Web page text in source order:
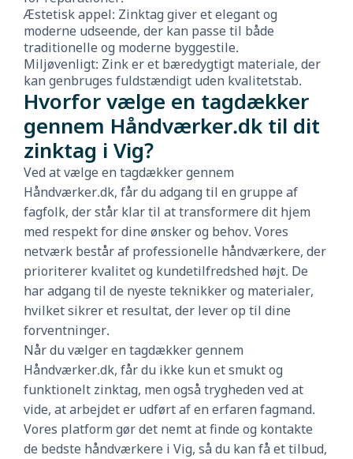
Æstetisk appel: Zinktag giver et elegant og
moderne udseende, der kan passe til både
traditionelle og moderne byggestile.
Miljøvenligt: Zink er et bæredygtigt materiale, der
kan genbruges fuldstændigt uden kvalitetstab.
Hvorfor vælge en tagdækker
gennem Håndværker.dk til dit
zinktag i Vig?
Ved at vælge en tagdækker gennem
Håndværker.dk, får du adgang til en gruppe af
fagfolk, der står klar til at transformere dit hjem
med respekt for dine ønsker og behov. Vores
netværk består af professionelle håndværkere, der
prioriterer kvalitet og kundetilfredshed højt. De
har adgang til de nyeste teknikker og materialer,
hvilket sikrer et resultat, der lever op til dine
forventninger.
Når du vælger en tagdækker gennem
Håndværker.dk, får du ikke kun et smukt og
funktionelt zinktag, men også trygheden ved at
vide, at arbejdet er udført af en erfaren fagmand.
Vores platform gør det nemt at finde og kontakte
de bedste håndværkere i Vig, så du kan få et tilbud,